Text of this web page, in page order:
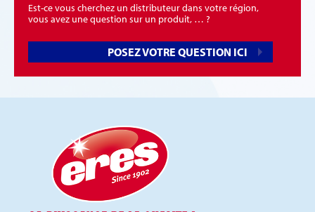
Est-ce vous cherchez un distributeur dans votre région,
vous avez une question sur un produit, … ?
POSEZ VOTRE QUESTION ICI